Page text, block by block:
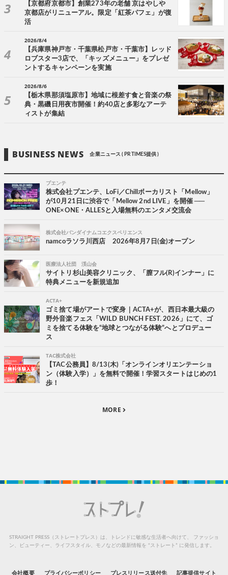
【京都府京都市】創業273年の老舗 京はやしや
京都店がリニューアル。限定「紅茶パフェ」が復
活
2026/8/4
【兵庫県神戸市・千葉県松戸市・千葉市】レッド
ロブスター3店で、「キッズメニュー」をプレゼ
ントするキャンペーンを実施
2026/8/6
【栃木県那須塩原市】地域に根差す食と音楽の祭
典・黒磯日用夜市開催！約40店と多彩なアーテ
ィストが集結
BUSINESS NEWS 企業ニュース ( PR TIMES提供 )
プエンテ
株式会社プエンテ、LoFi／Chillボーカリスト「Mellow」
が10月21日に渋谷で「Mellow 2nd LIVE」を開催 ──
ONE×ONE・ALLESと入場無料のエンタメ交流会
株式会社バンダイナムコエクスペリエンス
namcoラソラ川西店 2026年8月7日(金)オープン
医療法人社団 渓山会
サイトリ杉山美容クリニック、「膣フル(R)インナー」に
特典メニューを新規追加
ACTA+
ゴミ捨て場がアートで変身｜ACTA+が、西日本最大級の
野外音楽フェス「WILD BUNCH FEST. 2026」にて、ゴ
ミを捨てる体験を“地球とつながる体験”へとプロデュー
ス
TAC株式会社
【TAC公務員】8/13(木)「オンラインオリエンテーショ
ン（体験入学）」を無料で開催！学習スタートはじめの1
歩！
MORE
STRAIGHT PRESS（ストレートプレス）は、トレンドに敏感な生活者へ向けて、
ファッショ
ン、ビューティー、ライフスタイル、モノなどの最新情報を “ストレート” に発信します。
会社概要 プライバシーポリシー プレスリリース送付先 記事提供サイト